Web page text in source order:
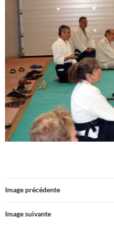
Image précédente
Image suivante